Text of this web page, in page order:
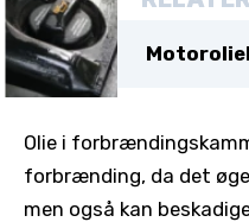
Olie i
forbrænding, da det
men også kan